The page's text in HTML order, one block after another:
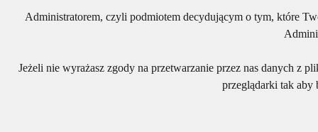
Administratorem, czyli podmiotem decydującym o tym, które
Jeżeli nie wyrażasz zgody na przetwarzanie przez nas danych z
przeglądarki tak aby